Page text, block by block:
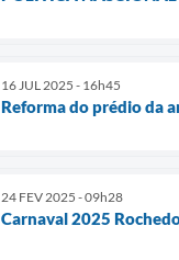
16 JUL 2025 - 16h45
Reforma do prédio da
24 FEV 2025 - 09h28
Carnaval 2025